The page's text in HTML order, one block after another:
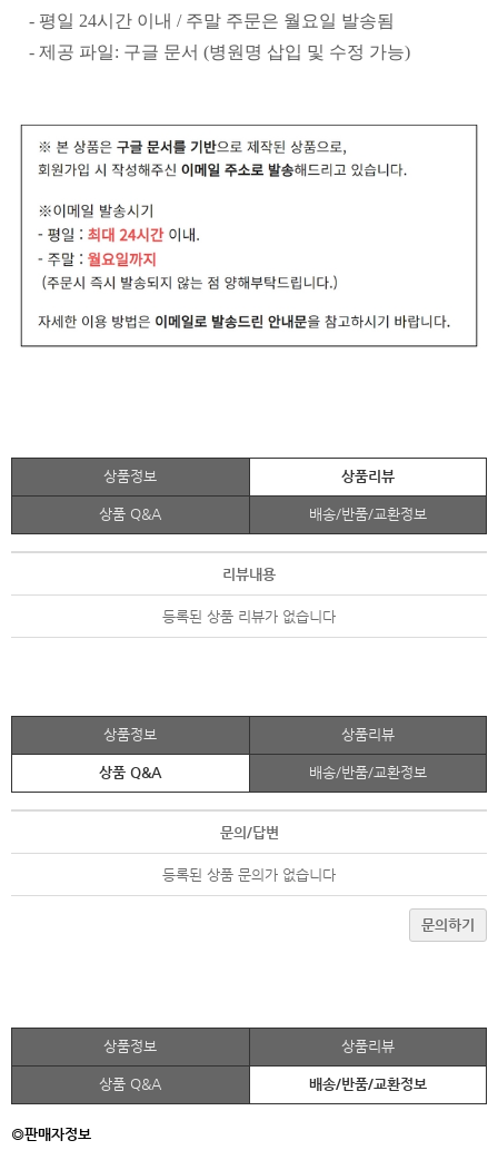
- 평일 24시간 이내 / 주말 주문은 월요일 발송됨
- 제공 파일: 구글 문서 (병원명 삽입 및 수정 가능)
상품정보 상품리뷰
상품 Q&A 배송/반품/교환정보
리뷰내용
등록된 상품 리뷰가 없습니다
상품정보 상품리뷰
상품 Q&A 배송/반품/교환정보
문의/답변
등록된 상품 문의가 없습니다
문의하기
상품정보 상품리뷰
상품 Q&A 배송/반품/교환정보
◎판매자정보